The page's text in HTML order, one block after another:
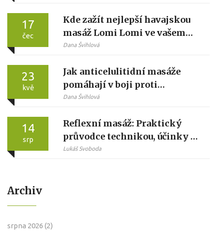
17
čec
Kde zažít nejlepší havajskou
masáž Lomi Lomi ve vašem
okolí: Průvodce kouzlem
Dana Švihlová
23
kvě
Jak anticelulitidní masáže
pomáhají v boji proti
celulitidě
Dana Švihlová
14
srp
Reflexní masáž: Praktický
průvodce technikou, účinky a
tipy
Lukáš Svoboda
Archiv
srpna 2026 (2)